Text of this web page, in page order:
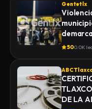
Gentetlx
500.0K
ABC
DE LA